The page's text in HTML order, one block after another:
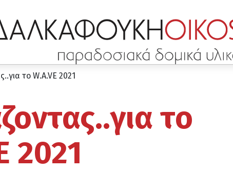
το W.A.VE 2021
το
2021